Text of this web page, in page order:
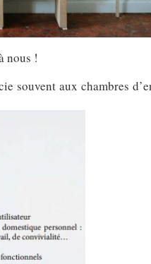
nous !
souvent aux chambres